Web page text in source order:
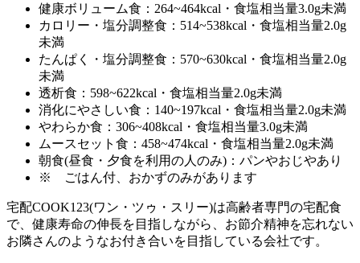
健康ボリューム食：264~464kcal・食塩相当量3.0g未満
カロリー・塩分調整食：514~538kcal・食塩相当量2.0g
未満
たんぱく・塩分調整食：570~630kcal・食塩相当量2.0g
未満
透析食：598~622kcal・食塩相当量2.0g未満
消化にやさしい食：140~197kcal・食塩相当量2.0g未満
やわらか食：306~408kcal・食塩相当量3.0g未満
ムースセット食：458~474kcal・食塩相当量2.0g未満
朝食(昼食・夕食を利用の人のみ)：パンやおじやあり
※ ごはん付、おかずのみがあります
宅配COOK123(ワン・ツゥ・スリー)は高齢者専門の宅配食
で、健康寿命の伸長を目指しながら、お節介精神を忘れない
お隣さんのようなお付き合いを目指している会社です。